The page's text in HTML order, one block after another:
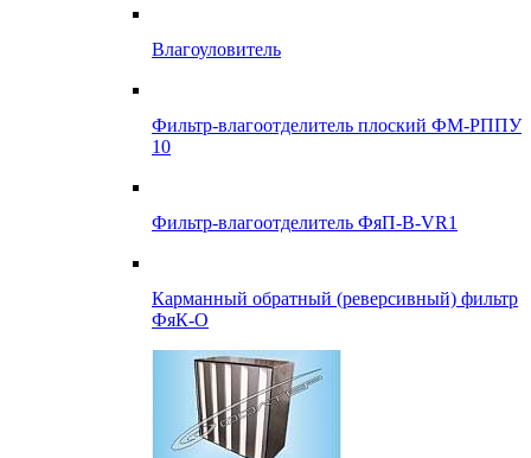
Влагоуловитель
Фильтр-влагоотделитель плоский ФМ-РППУ
10
Фильтр-влагоотделитель ФяП-В-VR1
Карманный обратный (реверсивный) фильтр
ФяК-О